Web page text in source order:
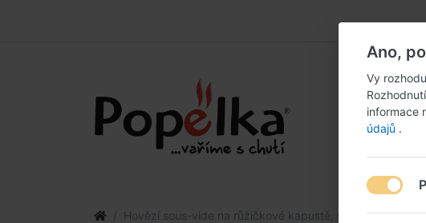
Hovězí sous-vide na růžičkové kapustě, šťouchané
Ano,
Vy
informace
údajů .